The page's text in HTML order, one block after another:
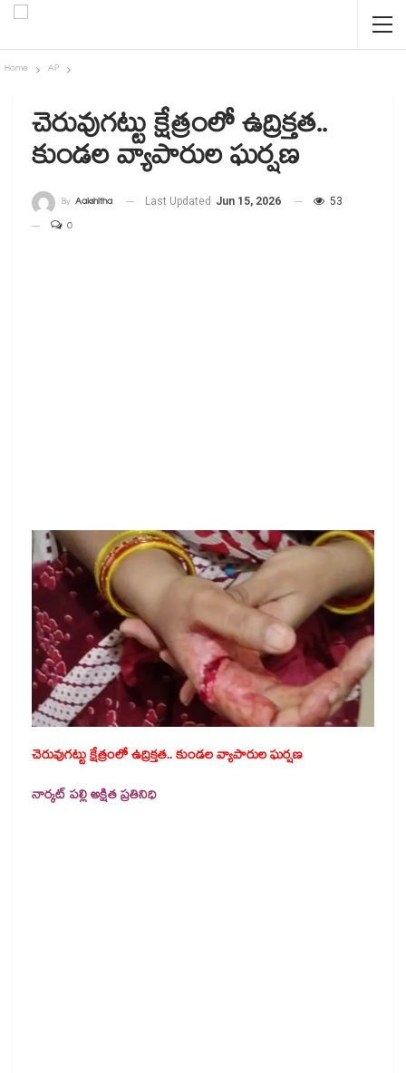
Home AP
చెరువుగట్టు క్షేత్రంలో ఉద్రిక్తత..
కుండల వ్యాపారుల ఘర్షణ
By Aakshitha Last Updated Jun 15, 2026 53
0
చెరువుగట్టు క్షేత్రంలో ఉద్రిక్తత.. కుండల వ్యాపారుల ఘర్షణ
నార్కట్ పల్లి అక్షిత ప్రతినిధి